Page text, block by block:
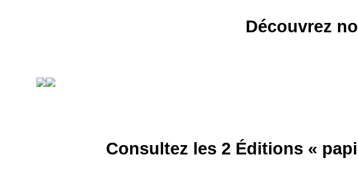
Découvrez
Consultez les 2 Éditions «